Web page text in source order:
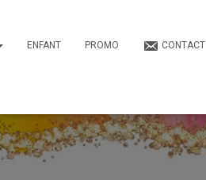
ENFANT PROMO CONTACT